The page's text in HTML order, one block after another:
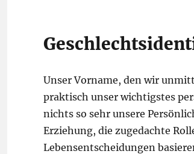
Unser Vorname, den wir
praktisch unser wichtigstes
nichts so sehr unsere
Erziehung, die zugedachte
Lebensentscheidungen